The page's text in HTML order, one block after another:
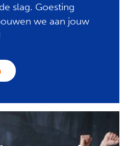
slag. Goesting
we aan jouw